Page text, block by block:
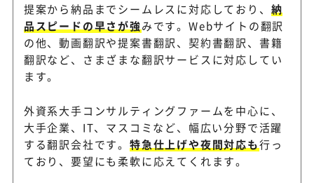
提案から納品までシームレスに対応しており、 納
品スピードの早さが強みです。Webサイトの翻訳
の他、動画翻訳や提案書翻訳、契約書翻訳、書籍
翻訳など、さまざまな翻訳サービスに対応してい
ます。
外資系大手コンサルティングファームを中心に、
大手企業、IT、マスコミなど、幅広い分野で活躍
する翻訳会社です。特急仕上げや夜間対応も行っ
ており、要望にも柔軟に応えてくれます。